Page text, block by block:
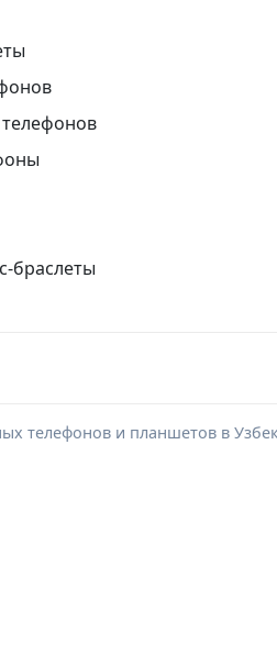
браслеты
телефонов и планшетов в